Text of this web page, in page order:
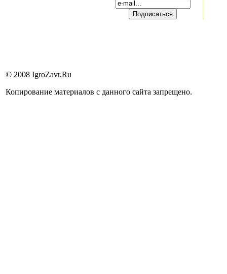
© 2008 IgroZavr.Ru
Копирование материалов с данного сайта запрещено.